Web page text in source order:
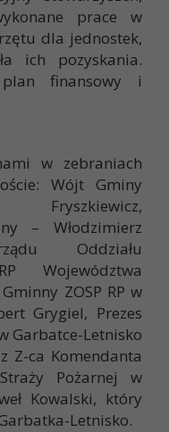
prace w
dla jednostek,
ich pozyskania.
finansowy i
w zebraniach
Wójt Gminy
Fryszkiewicz,
– Włodzimierz
Oddziału
Województwa
ZOSP RP w
Grygiel, Prezes
Garbatce-Letnisko
Z-ca Komendanta
Pożarnej w
Kowalski, który
Letnisko.